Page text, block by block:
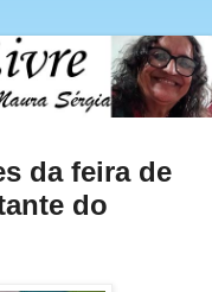
da feira de
do